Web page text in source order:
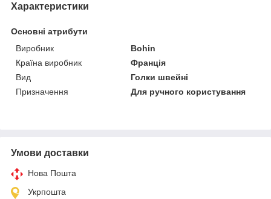
Характеристики
Основні атрибути
Виробник
Bohin
Країна виробник
Франція
Вид
Голки швейні
Призначення
Для ручного користування
Умови доставки
Нова Пошта
Укрпошта